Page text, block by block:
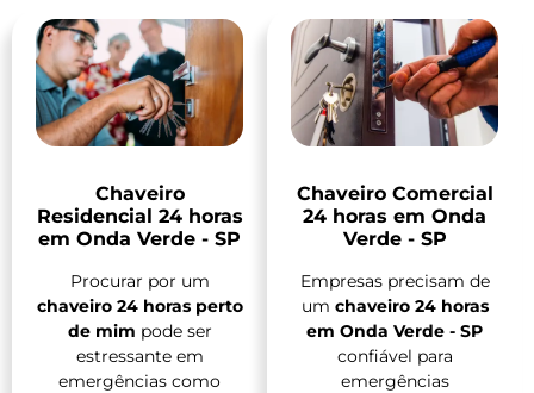
Chaveiro
Residencial 24 horas
em Onda Verde - SP
Procurar por um
chaveiro 24 horas perto
de mim pode ser
estressante em
emergências como
Chaveiro Comercial
24 horas em Onda
Verde - SP
Empresas precisam de
um chaveiro 24 horas
em Onda Verde - SP
confiável para
emergências